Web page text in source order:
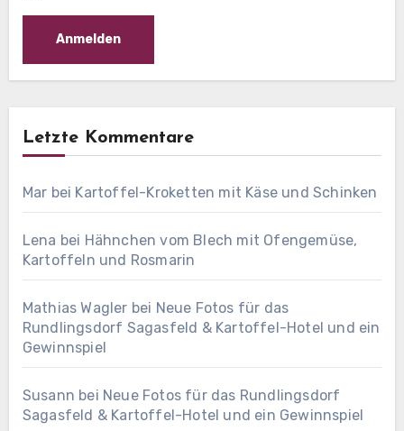
Letzte Kommentare
Mar bei Kartoffel-Kroketten mit Käse und Schinken
Lena bei Hähnchen vom Blech mit Ofengemüse,
Kartoffeln und Rosmarin
Mathias Wagler bei Neue Fotos für das
Rundlingsdorf Sagasfeld & Kartoffel-Hotel und ein
Gewinnspiel
Susann bei Neue Fotos für das Rundlingsdorf
Sagasfeld & Kartoffel-Hotel und ein Gewinnspiel